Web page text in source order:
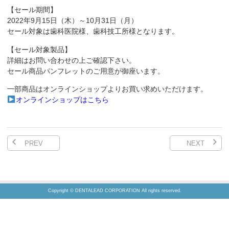
【セール期間】
2022年9月15日（木）～10月31日（月）
セール対象は歯科医院様、歯科技工所様となります。
【セール対象製品】
詳細はお問い合わせの上ご確認下さい。
セール商品パンフレットのご用意が御座います。
一部商品はオンラインショップよりお買い求めいただけます。
オンラインショップはこちら
PREV NEXT
Copyright © DENTALEAD CORPORATION All rights reserved.